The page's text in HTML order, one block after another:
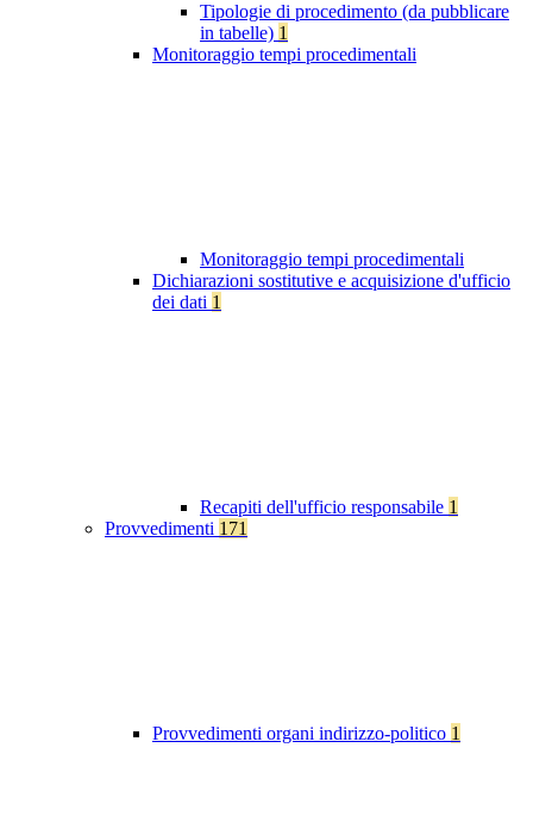
Tipologie di procedimento (da pubblicare
in tabelle) 1
Monitoraggio tempi procedimentali
Monitoraggio tempi procedimentali
Dichiarazioni sostitutive e acquisizione d'ufficio
dei dati 1
Recapiti dell'ufficio responsabile 1
Provvedimenti 171
Provvedimenti organi indirizzo-politico 1